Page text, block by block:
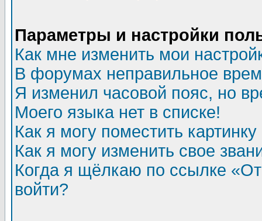
Параметры и настройки
Как мне изменить мои
В форумах неправильное
Я изменил часовой пояс, но
Моего языка нет в списке!
Как я могу поместить
Как я могу изменить свое
Когда я щёлкаю по ссылке
войти?